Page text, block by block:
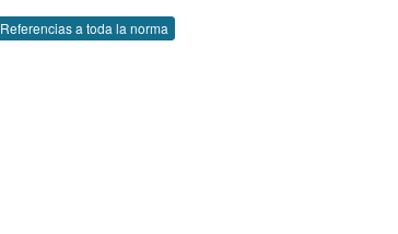
Referencias a toda la norma